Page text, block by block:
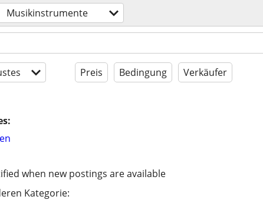
Musikinstrumente
Preis Bedingung Verkäufer
when new postings are available
Kategorie: